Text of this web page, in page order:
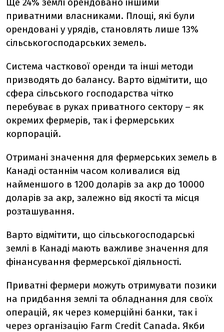
приватними власниками. Площі, які були
орендовані у урядів, становлять лише 13%
сільськогосподарських земель.
Система часткової оренди та інші методи
призводять до балансу. Варто відмітити, що
сфера сільського господарства чітко
перебуває в руках приватного сектору – як
окремих фермерів, так і фермерських
корпорацій.
Отримані значення для фермерських земель в
Канаді останнім часом коливалися від
найменшого в 1200 доларів за акр до 10000
доларів за акр, залежно від якості та місця
розташування.
Варто відмітити, що сільськогосподарські
землі в Канаді мають важливе значення для
фінансування фермерської діяльності.
Приватні фермери можуть отримувати позики
на придбання землі та обладнання для своїх
операцій, як через комерційні банки, так і
через організацію Farm Credit Canada. Якби